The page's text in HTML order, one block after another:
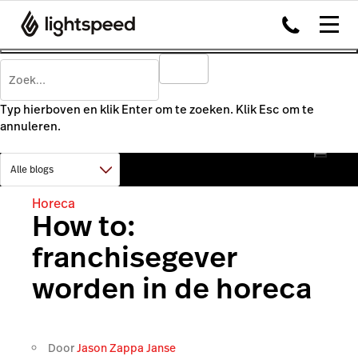
Typ hierboven en klik Enter om te zoeken. Klik Esc om te
annuleren.
Horeca
How to:
franchisegever
worden in de horeca
DoorJason Zappa Janse